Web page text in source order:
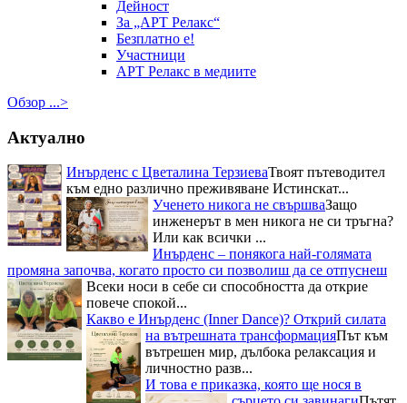
Дейност
За „АРТ Релакс“
Безплатно е!
Участници
АРТ Релакс в медиите
Обзор ...>
Актуално
Инърденс с Цветалина ТерзиеваТвоят пътеводител
към едно различно преживяване Истинскат...
Ученето никога не свършваЗащо
инженерът в мен никога не си тръгна?
Или как всички ...
Инърденс – понякога най-голямата
промяна започва, когато просто си позволиш да се отпуснеш
Всеки носи в себе си способността да открие
повече спокой...
Какво е Инърденс (Inner Dance)? Открий силата
на вътрешната трансформацияПът към
вътрешен мир, дълбока релаксация и
личностно разв...
И това е приказка, която ще нося в